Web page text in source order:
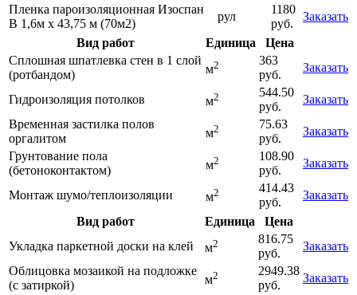
Пленка пароизоляционная Изоспан
B 1,6м х 43,75 м (70м2)
рул
1180
руб.
Заказать
Вид работ
Единица
Цена
Сплошная шпатлевка стен в 1 слой
(ротбандом)
м2
363
руб.
Заказать
Гидроизоляция потолков м2
544.50
руб.
Заказать
Временная застилка полов
оргалитом
м2
75.63
руб.
Заказать
Грунтование пола
(бетоноконтактом)
м2
108.90
руб.
Заказать
Монтаж шумо/теплоизоляции м2
414.43
руб.
Заказать
Вид работ
Единица
Цена
Укладка паркетной доски на клей
м2
816.75
руб.
Заказать
Облицовка мозаикой на подложке
(с затиркой)
м2
2949.38
руб.
Заказать